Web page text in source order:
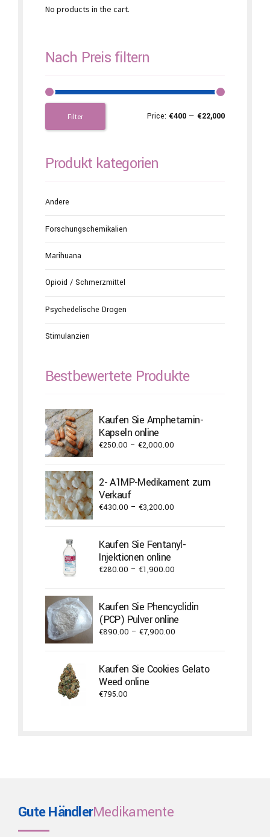
No products in the cart.
Nach Preis filtern
Filter Price: €400 — €22,000
Produkt kategorien
Andere
Forschungschemikalien
Marihuana
Opioid / Schmerzmittel
Psychedelische Drogen
Stimulanzien
Bestbewertete Produkte
Kaufen Sie Amphetamin-
Kapseln online
€250.00 – €2,000.00
through
2- A1MP-Medikament zum
Verkauf
€430.00 – €3,200.00
through
Kaufen Sie Fentanyl-
Injektionen online
€280.00 – €1,900.00
through
€1,900.00
Kaufen Sie Phencyclidin
(PCP) Pulver online
€890.00 – €7,900.00
through
Kaufen Sie Cookies Gelato
Weed online
€795.00
Gute HändlerMedikamente